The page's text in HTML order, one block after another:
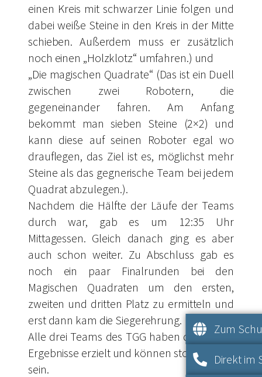
einen Kreis mit schwarzer Linie folgen und
dabei weiße Steine in den Kreis in der Mitte
schieben. Außerdem muss er zusätzlich
noch einen „Holzklotz“ umfahren.) und
„Die magischen Quadrate“ (Das ist ein Duell
zwischen zwei Robotern, die
gegeneinander fahren. Am Anfang
bekommt man sieben Steine (2×2) und
kann diese auf seinen Roboter egal wo
drauflegen, das Ziel ist es, möglichst mehr
Steine als das gegnerische Team bei jedem
Quadrat abzulegen.).
Nachdem die Hälfte der Läufe der Teams
durch war, gab es um 12:35 Uhr
Mittagessen. Gleich danach ging es aber
auch schon weiter. Zu Abschluss gab es
noch ein paar Finalrunden bei den
Magischen Quadraten um den ersten,
zweiten und dritten Platz zu ermitteln und
erst dann kam die Siegerehrung.
Alle drei Teams des TGG haben dabei gute
Ergebnisse erzielt und können stolz auf sich
sein.
Zum
Direkt im